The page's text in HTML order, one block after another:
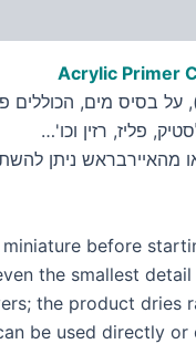
Acrylic Primer
על בסיס מים, הכוללים
פליז, רזין וכו'…
מהאיירבראש ניתן
before
the smallest
the product dries
be used directly or